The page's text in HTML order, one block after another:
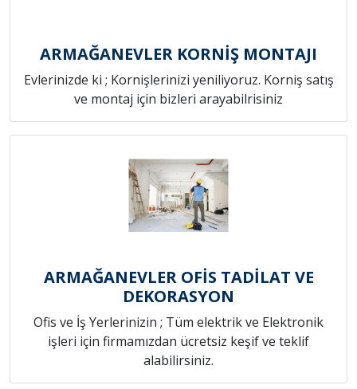
ARMAĞANEVLER KORNİŞ MONTAJI
Evlerinizde ki ; Kornişlerinizi yeniliyoruz. Korniş satış
ve montaj için bizleri arayabilrisiniz
ARMAĞANEVLER OFİS TADİLAT VE
DEKORASYON
Ofis ve İş Yerlerinizin ; Tüm elektrik ve Elektronik
işleri için firmamızdan ücretsiz keşif ve teklif
alabilirsiniz.